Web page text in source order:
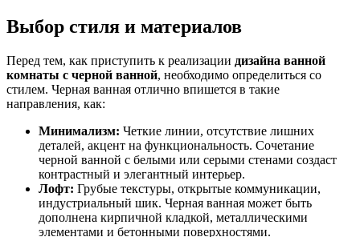
Выбор стиля и материалов
Перед тем, как приступить к реализации дизайна ванной
комнаты с черной ванной, необходимо определиться со
стилем. Черная ванная отлично впишется в такие
направления, как:
Минимализм: Четкие линии, отсутствие лишних
деталей, акцент на функциональность. Сочетание
черной ванной с белыми или серыми стенами создаст
контрастный и элегантный интерьер.
Лофт: Грубые текстуры, открытые коммуникации,
индустриальный шик. Черная ванная может быть
дополнена кирпичной кладкой, металлическими
элементами и бетонными поверхностями.